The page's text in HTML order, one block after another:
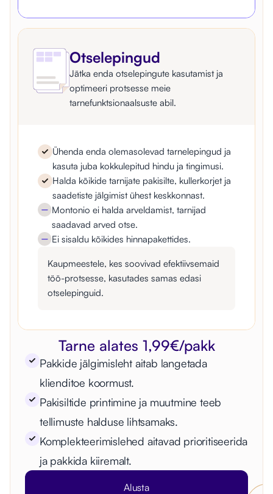
Otselepingud
Jätka enda otselepingute kasutamist ja
optimeeri protsesse meie
tarnefunktsionaalsuste abil.
Ühenda enda olemasolevad tarnelepingud ja
kasuta juba kokkulepitud hindu ja tingimusi.
Halda kõikide tarnijate pakisilte, kullerkorjet ja
saadetiste jälgimist ühest keskkonnast.
Montonio ei halda arveldamist, tarnijad
saadavad arved otse.
Ei sisaldu kõikides hinnapakettides.
Kaupmeestele, kes soovivad efektiivsemaid
töö-protsesse, kasutades samas edasi
otselepinguid.
Tarne alates 1,99€/pakk
Pakkide jälgimisleht aitab langetada
klienditoe koormust.
Pakisiltide printimine ja muutmine teeb
tellimuste halduse lihtsamaks.
Komplekteerimislehed aitavad prioritiseerida
ja pakkida kiiremalt.
Alusta